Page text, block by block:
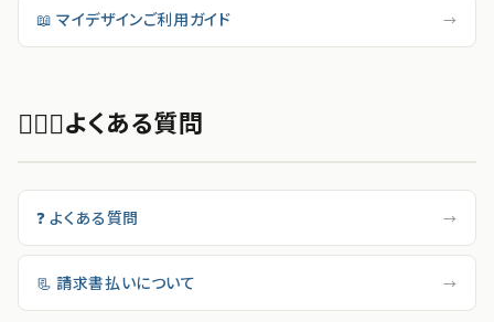
📖 マイデザインご利用ガイド →
💁🏻‍♂️よくある質問
❓ よくある質問 →
📃 請求書払いについて →